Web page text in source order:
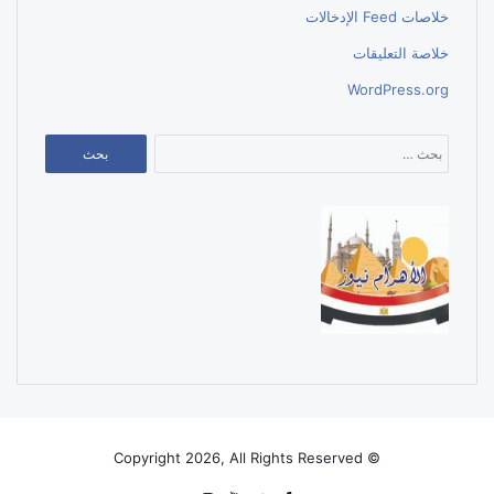
خلاصات Feed الإدخالات
خلاصة التعليقات
WordPress.org
عن:
© Copyright 2026, All Rights Reserved